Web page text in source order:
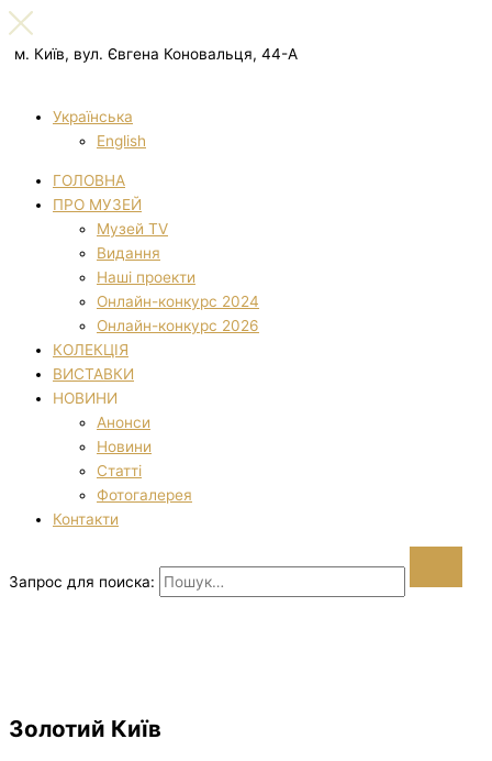
м. Київ, вул. Євгена Коновальця, 44-А
Українська
English
ГОЛОВНА
ПРО МУЗЕЙ
Музей TV
Видання
Наші проекти
Онлайн-конкурс 2024
Онлайн-конкурс 2026
КОЛЕКЦІЯ
ВИСТАВКИ
НОВИНИ
Анонси
Новини
Статті
Фотогалерея
Контакти
Запрос для поиска:
Золотий Київ